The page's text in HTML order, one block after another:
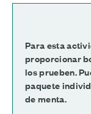
Para esta
proporcionar
los prueben.
paquete
de menta.